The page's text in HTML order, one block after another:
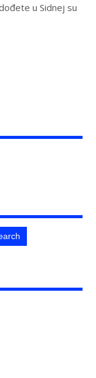
u Sidnej su